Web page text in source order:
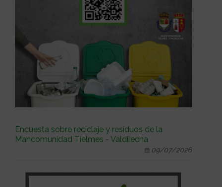
Encuesta sobre reciclaje y residuos de la
Mancomunidad Tielmes - Valdilecha
09/07/2026